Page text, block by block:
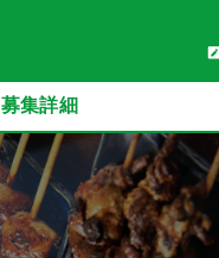
募集詳細